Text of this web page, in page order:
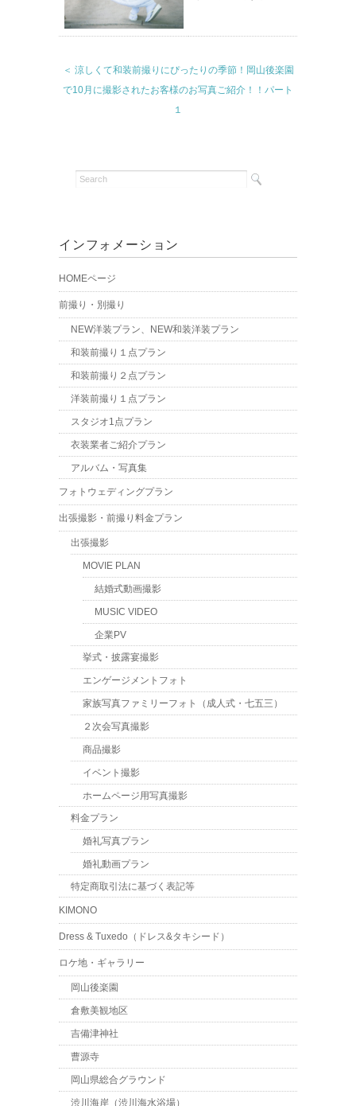
＜ 涼しくて和装前撮りにぴったりの季節！岡山後楽園
で10月に撮影されたお客様のお写真ご紹介！！パート
１
インフォメーション
HOMEページ
前撮り・別撮り
NEW洋装プラン、NEW和装洋装プラン
和装前撮り１点プラン
和装前撮り２点プラン
洋装前撮り１点プラン
スタジオ1点プラン
衣装業者ご紹介プラン
アルバム・写真集
フォトウェディングプラン
出張撮影・前撮り料金プラン
出張撮影
MOVIE PLAN
結婚式動画撮影
MUSIC VIDEO
企業PV
挙式・披露宴撮影
エンゲージメントフォト
家族写真ファミリーフォト（成人式・七五三）
２次会写真撮影
商品撮影
イベント撮影
ホームページ用写真撮影
料金プラン
婚礼写真プラン
婚礼動画プラン
特定商取引法に基づく表記等
KIMONO
Dress & Tuxedo（ドレス&タキシード）
ロケ地・ギャラリー
岡山後楽園
倉敷美観地区
吉備津神社
曹源寺
岡山県総合グラウンド
渋川海岸（渋川海水浴場）